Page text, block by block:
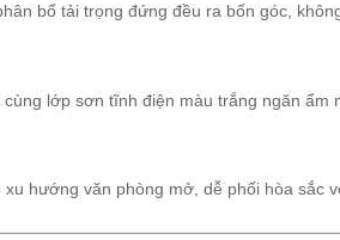
bổ tải trọng đứng đều ra bốn góc,
lớp sơn tĩnh điện màu trắng ngăn ẩm
xu hướng văn phòng mở, dễ phối hòa sắc